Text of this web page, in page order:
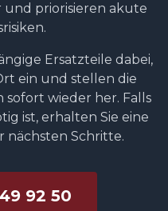
priorisieren akute
Ersatzteile dabei,
ein und stellen die
sofort wieder her. Falls
ist, erhalten Sie eine
nächsten Schritte.
92 50